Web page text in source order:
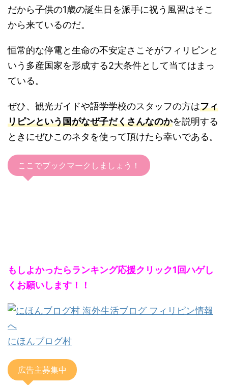
だから子供の1歳の誕生日を派手に祝う風習はそこ
から来ているのだ。
恒常的な停電と生命の不安定さこそがフィリピンと
いう多産国家を形成する2大条件として当てはまっ
ている。
ぜひ、観光ガイドや語学学校のスタッフの方はフィ
リピンという国がなぜ子だくさんなのかを説明する
ときにぜひこのネタを使って頂けたら幸いである。
ここでブックマークしましょう！
もしよかったらランキング応援クリック1回ハゲし
くお願いします！！
にほんブログ村
広告主募集中